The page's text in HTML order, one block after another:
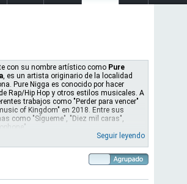
con su nombre artístico como Pure
, es un artista originario de la localidad
Pure Nigga es conocido por hacer
Rap/Hip Hop y otros estilos musicales. A
trabajos como "Perder para vencer"
of Kingdom" en 2018. Entre sus
como "Sígueme", "Diez mil caras",
Seguir leyendo